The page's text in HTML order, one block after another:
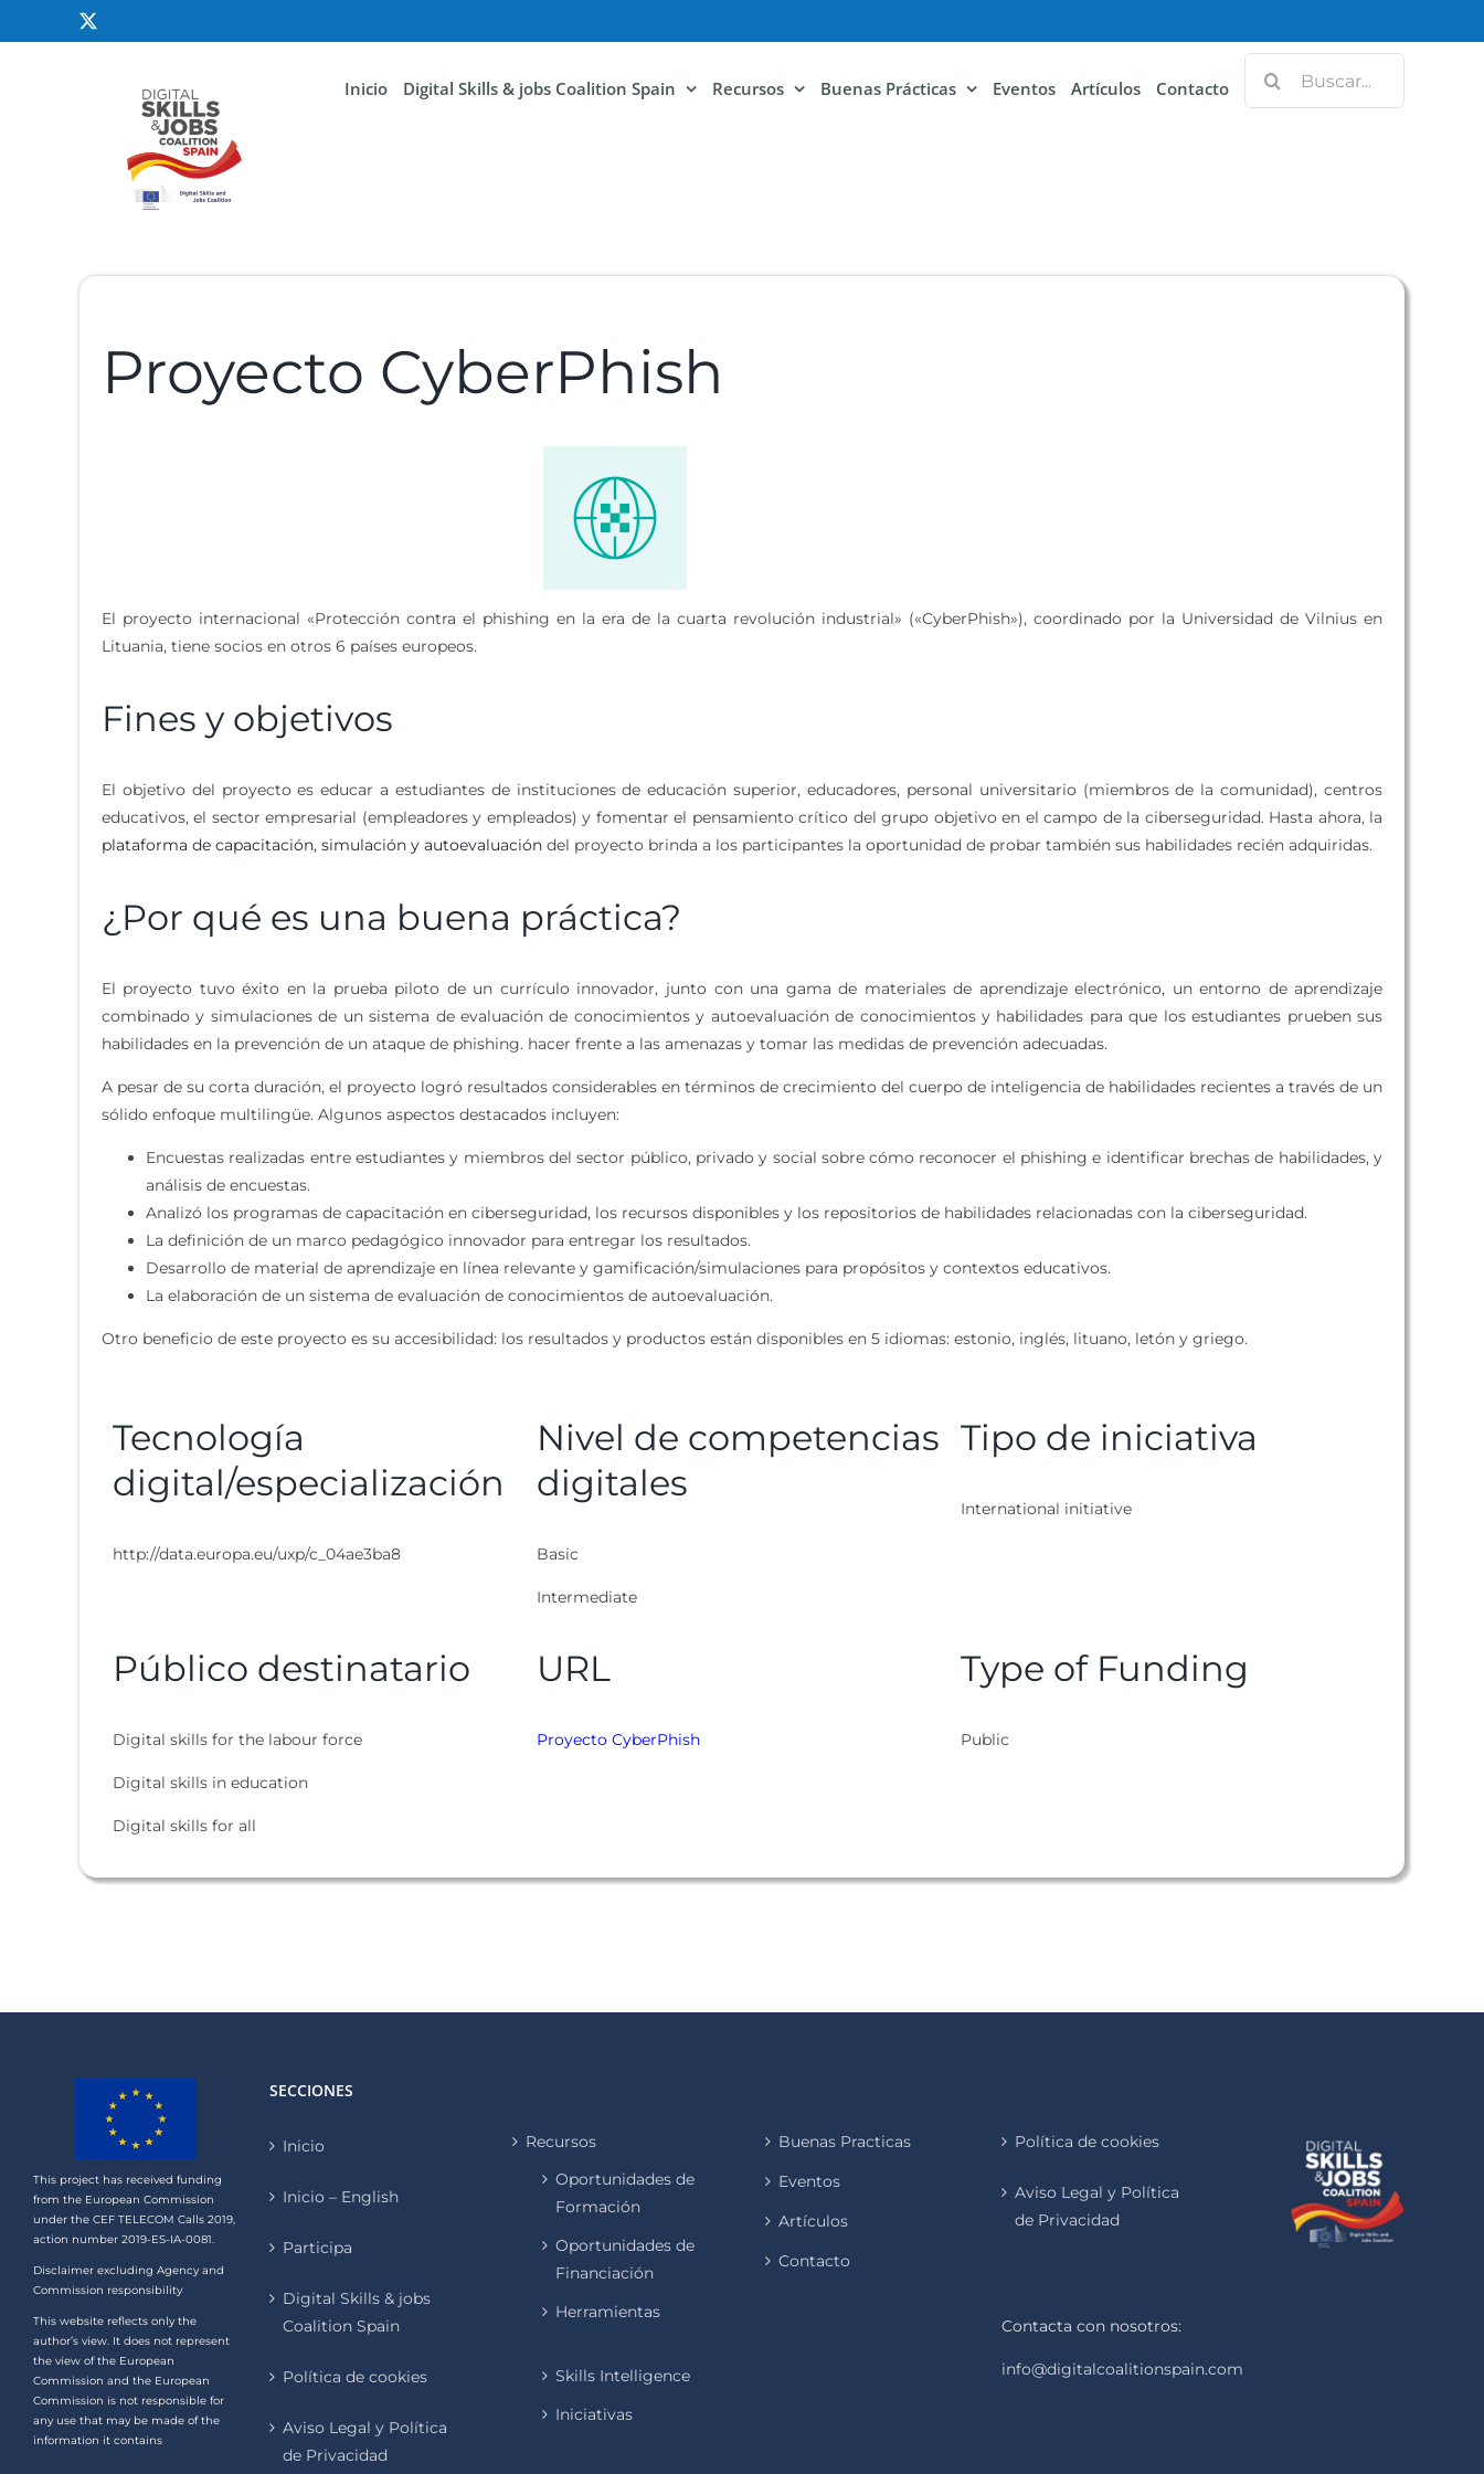
Inicio Digital Skills & jobs Coalition Spain Recursos Buenas Prácticas Eventos Artículos Contacto
Proyecto CyberPhish
El proyecto internacional «Protección contra el phishing en la era de la cuarta revolución industrial» («CyberPhish»), coordinado por la Universidad de Vilnius en
Lituania, tiene socios en otros 6 países europeos.
Fines y objetivos
El objetivo del proyecto es educar a estudiantes de instituciones de educación superior, educadores, personal universitario (miembros de la comunidad), centros
educativos, el sector empresarial (empleadores y empleados) y fomentar el pensamiento crítico del grupo objetivo en el campo de la ciberseguridad. Hasta ahora, la
plataforma de capacitación, simulación y autoevaluacióndel proyecto brinda a los participantes la oportunidad de probar también sus habilidades recién adquiridas.
¿Por qué es una buena práctica?
El proyecto tuvo éxito en la prueba piloto de un currículo innovador, junto con una gama de materiales de aprendizaje electrónico, un entorno de aprendizaje
combinado y simulaciones de un sistema de evaluación de conocimientos y autoevaluación de conocimientos y habilidades para que los estudiantes prueben sus
habilidades en la prevención de un ataque de phishing. hacer frente a las amenazas y tomar las medidas de prevención adecuadas.
A pesar de su corta duración, el proyecto logró resultados considerables en términos de crecimiento del cuerpo de inteligencia de habilidades recientes a través de un
sólido enfoque multilingüe. Algunos aspectos destacados incluyen:
Encuestas realizadas entre estudiantes y miembros del sector público, privado y social sobre cómo reconocer el phishing e identificar brechas de habilidades, y
análisis de encuestas.
Analizó los programas de capacitación en ciberseguridad, los recursos disponibles y los repositorios de habilidades relacionadas con la ciberseguridad.
La definición de un marco pedagógico innovador para entregar los resultados.
Desarrollo de material de aprendizaje en línea relevante y gamificación/simulaciones para propósitos y contextos educativos.
La elaboración de un sistema de evaluación de conocimientos de autoevaluación.
Otro beneficio de este proyecto es su accesibilidad: los resultados y productos están disponibles en 5 idiomas: estonio, inglés, lituano, letón y griego.
Tecnología
digital/especialización
http://data.europa.eu/uxp/c_04ae3ba8
Nivel de competencias
digitales
Basic
Intermediate
Tipo de iniciativa
International initiative
Público destinatario
Digital skills for the labour force
Digital skills in education
Digital skills for all
URL
Proyecto CyberPhish
Type of Funding
Public
This project has received funding
from the European Commission
under the CEF TELECOM Calls 2019,
action number 2019-ES-IA-0081.
Disclaimer excluding Agency and
Commission responsibility
This website reflects only the
author’s view. It does not represent
the view of the European
Commission and the European
Commission is not responsible for
any use that may be made of the
information it contains
SECCIONES
Inicio
Inicio – English
Participa
Digital Skills & jobs
Coalition Spain
Política de cookies
Aviso Legal y Política
de Privacidad
Recursos
Oportunidades de
Formación
Oportunidades de
Financiación
Herramientas
Skills Intelligence
Iniciativas
Buenas Practicas
Eventos
Artículos
Contacto
Política de cookies
Aviso Legal y Política
de Privacidad
Contacta con nosotros:
info@digitalcoalitionspain.com